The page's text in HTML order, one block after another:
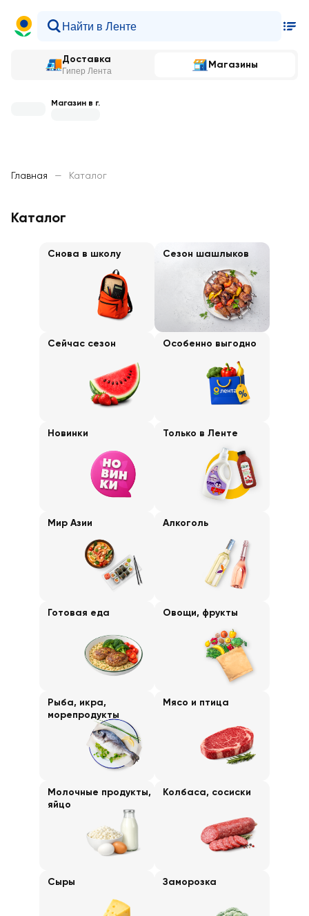
Доставка
Гипер Лента
Магазины
Магазин в г.
Главная — Каталог
Каталог
Снова в школу Сезон шашлыков
Сейчас сезон Особенно выгодно
Новинки Только в Ленте
Мир Азии Алкоголь
Готовая еда Овощи, фрукты
Рыба, икра,
морепродукты
Мясо и птица
Молочные продукты,
яйцо
Колбаса, сосиски
Сыры Заморозка